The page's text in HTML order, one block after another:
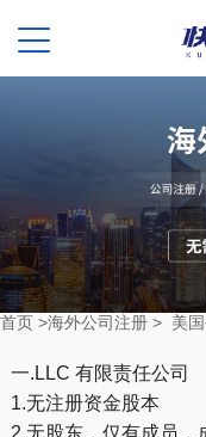
首页 >海外公司注册 > 美
一.LLC 有限责任公司
1.无注册资金股本